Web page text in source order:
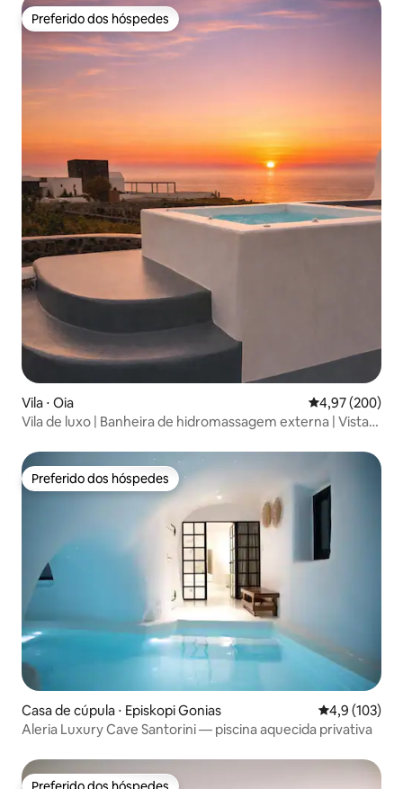
Preferido dos hóspedes
Preferido dos hóspedes
Vila ⋅ Oia 4,97 de uma
4,97 (200)
Vila de luxo | Banheira de hidromassagem externa | Vista
Preferido dos hóspedes
Preferido dos hóspedes
Casa de cúpula ⋅ Episkopi Gonias 4,9 de uma
4,9 (103)
Aleria Luxury Cave Santorini — piscina aquecida privativa